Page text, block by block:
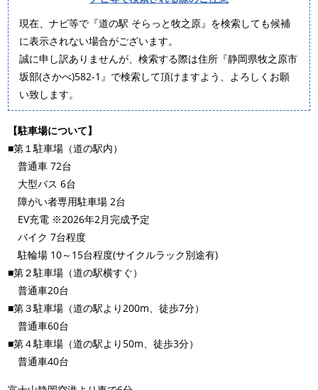
現在、ナビ等で『道の駅 そらっと牧之原』を検索しても候補
に表示されない場合がございます。
誠に申し訳ありませんが、検索する際は住所『静岡県牧之原市
坂部(さかべ)582-1』で検索して頂けますよう、よろしくお願
い致します。
【駐車場について】
■第１駐車場（道の駅内）
普通車 72台
大型バス 6台
障がい者専用駐車場 2台
EV充電 ※2026年2月完成予定
バイク 7台程度
駐輪場 10～15台程度(サイクルラック別途有)
■第２駐車場（道の駅横すぐ）
普通車20台
■第３駐車場（道の駅より200m、徒歩7分）
普通車60台
■第４駐車場（道の駅より50m、徒歩3分）
普通車40台